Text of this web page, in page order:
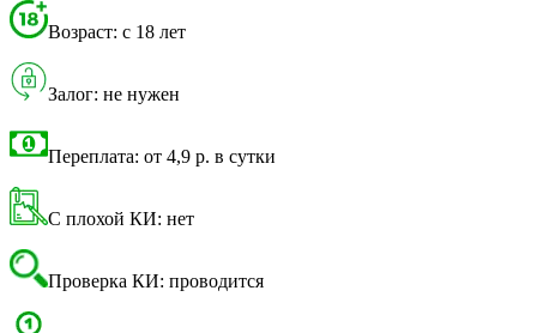
Возраст: с 18 лет
Залог: не нужен
Переплата: от 4,9 р. в сутки
С плохой КИ: нет
Проверка КИ: проводится